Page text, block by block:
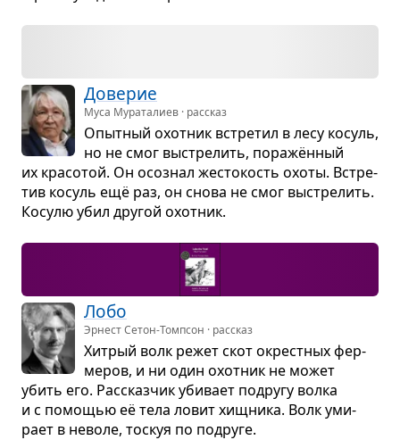
Дове­рие
Муса Мураталиев · рассказ
Опыт­ный охот­ник встре­тил в лесу косуль,
но не смог выстре­лить, поражён­ный
их кра­со­той. Он осо­знал жесто­кость охоты. Встре­
тив косуль ещё раз, он снова не смог выстре­лить.
Косулю убил дру­гой охот­ник.
Лобо
Эрнест Сетон-Томпсон · рассказ
Хит­рый волк режет скот окрест­ных фер­
ме­ров, и ни один охот­ник не может
убить его. Рас­сказ­чик уби­вает подругу волка
и с помо­щью её тела ловит хищ­ника. Волк уми­
рает в неволе, тоскуя по подруге.